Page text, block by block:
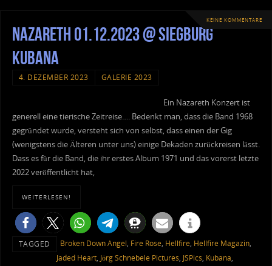
KEINE KOMMENTARE
Nazareth 01.12.2023 @ Siegburg
Kubana
4. DEZEMBER 2023 GALERIE 2023
Ein Nazareth Konzert ist
generell eine tierische Zeitreise…. Bedenkt man, dass die Band 1968
gegründet wurde, versteht sich von selbst, dass einen der Gig
(wenigstens die Älteren unter uns) einige Dekaden zurückreisen lässt.
Dass es für die Band, die ihr erstes Album 1971 und das vorerst letzte
2022 veröffentlicht hat,
WEITERLESEN!
TAGGED Broken Down Angel, Fire Rose, Hellfire, Hellfire Magazin,
Jaded Heart, Jörg Schnebele Pictures, JSPics, Kubana,